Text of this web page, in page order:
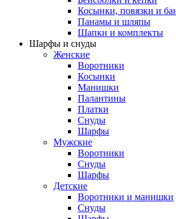
Косынки, повязки и
Панамы и шляпы
Шапки и комплекты
Шарфы и снуды
Женские
Воротники
Косынки
Манишки
Палантины
Платки
Снуды
Шарфы
Мужские
Воротники
Снуды
Шарфы
Детские
Воротники и манишки
Снуды